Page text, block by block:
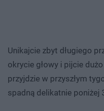
Unikajcie zbyt długiego
okrycie głowy i pijcie
przyjdzie w przyszłym
spadną delikatnie poniżej